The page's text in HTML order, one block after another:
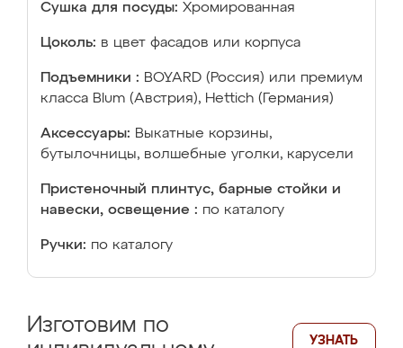
Сушка для посуды: Хромированная
Цоколь: в цвет фасадов или корпуса
Подъемники : BOYARD (Россия) или премиум
класса Blum (Австрия), Hettich (Германия)
Аксессуары: Выкатные корзины,
бутылочницы, волшебные уголки, карусели
Пристеночный плинтус, барные стойки и
навески, освещение : по каталогу
Ручки: по каталогу
Изготовим по
УЗНАТЬ